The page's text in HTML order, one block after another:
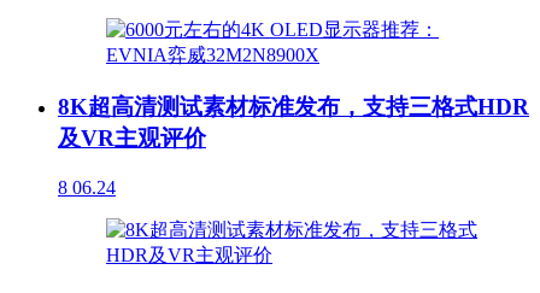
8K超高清测试素材标准发布，支持三格式HDR
及VR主观评价
8 06.24